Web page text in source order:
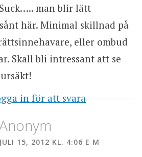
Suck….. man blir lätt
här. Minimal skillnad på
eller ombud
Skall bli intressant att se
in för att svara
JULI 15, 2012 KL. 4:06 E M